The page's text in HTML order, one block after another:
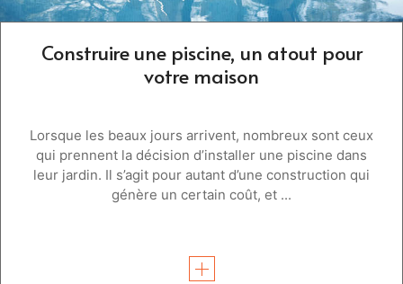
Construire une piscine, un atout pour
votre maison
Lorsque les beaux jours arrivent, nombreux sont ceux
qui prennent la décision d’installer une piscine dans
leur jardin. Il s’agit pour autant d’une construction qui
génère un certain coût, et ...